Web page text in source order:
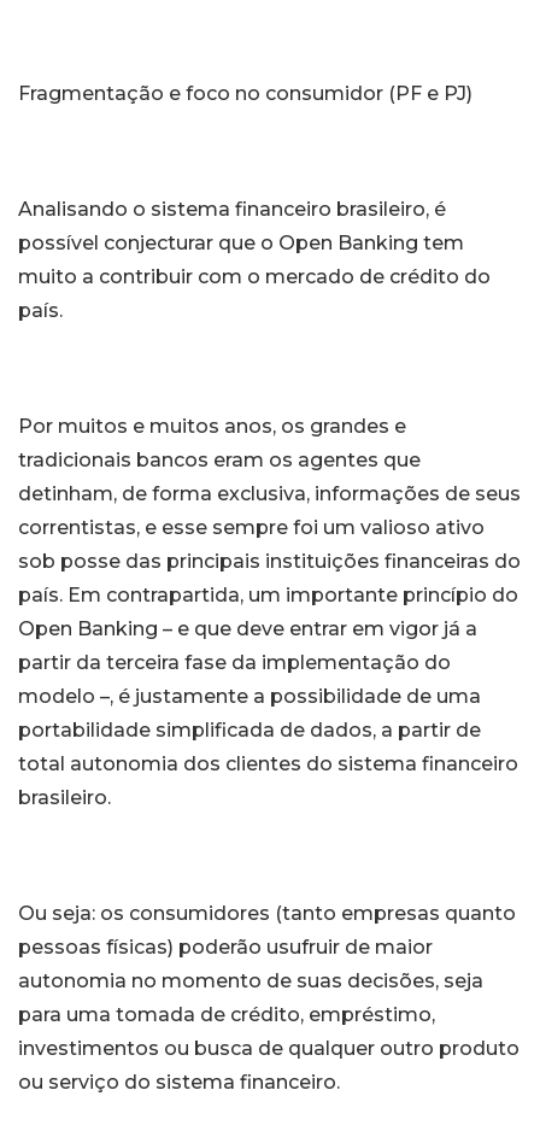
Fragmentação e foco no consumidor (PF e PJ)
Analisando o sistema financeiro brasileiro, é
possível conjecturar que o Open Banking tem
muito a contribuir com o mercado de crédito do
país.
Por muitos e muitos anos, os grandes e
tradicionais bancos eram os agentes que
detinham, de forma exclusiva, informações de seus
correntistas, e esse sempre foi um valioso ativo
sob posse das principais instituições financeiras do
país. Em contrapartida, um importante princípio do
Open Banking – e que deve entrar em vigor já a
partir da terceira fase da implementação do
modelo –, é justamente a possibilidade de uma
portabilidade simplificada de dados, a partir de
total autonomia dos clientes do sistema financeiro
brasileiro.
Ou seja: os consumidores (tanto empresas quanto
pessoas físicas) poderão usufruir de maior
autonomia no momento de suas decisões, seja
para uma tomada de crédito, empréstimo,
investimentos ou busca de qualquer outro produto
ou serviço do sistema financeiro.